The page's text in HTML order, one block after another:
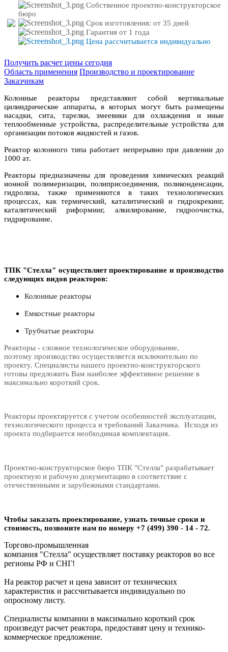
Собственное проектно-конструкторское
бюро
Срок изготовления: от 35 дней
Гарантия от 1 года
Цена рассчитывается индивидуально
Получить расчет цены сегодня
Область применения Производство и проектирование
Заказчикам
Колонные реакторы представляют собой вертикальные
цилиндрические аппараты, в которых могут быть размещены
насадки, сита, тарелки, змеевики для охлаждения и иные
теплообменные устройства, распределительные устройства для
организации потоков жидкостей и газов.
Реактор колонного типа работает непрерывно при давлении до
1000 ат.
Реакторы предназначены для проведения химических реакций
ионной полимеризации, полиприсоединения, поликонденсации,
гидролиза, также применяются в таких технологических
процессах, как термический, каталитический и гидрокрекинг,
каталитический риформинг, алкилирование, гидроочистка,
гидрирование.
ТПК "Стелла" осуществляет проектирование и производство
следующих видов реакторов:
Колонные реакторы
Емкостные реакторы
Трубчатые реакторы
Реакторы - сложное технологическое оборудование,
поэтому производство осуществляется исключительно по
проекту. Специалисты нашего проектно-конструкторского
готовы предложить Вам наиболее эффективное решение в
максимально короткий срок.
Реакторы проектируется с учетом особенностей эксплуатации,
технологического процесса и требований Заказчика. Исходя из
проекта подбирается необходимая комплектация.
Проектно-конструкторское бюро ТПК "Стелла" разрабатывает
проектную и рабочую документацию в соответствие с
отечественными и зарубежными стандартами.
Чтобы заказать проектирование, узнать точные сроки и
стоимость, позвоните нам по номеру +7 (499) 390 - 14 - 72.
Торгово-промышленная
компания "Стелла" осуществляет поставку реакторов во все
регионы РФ и СНГ!
На реактор расчет и цена зависит от технических
характеристик и рассчитывается индивидуально по
опросному листу.
Специалисты компании в максимально короткий срок
произведут расчет реактора, предоставят цену и технико-
коммерческое предложение.